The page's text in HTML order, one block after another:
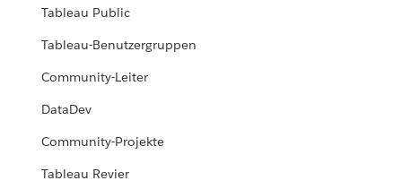
Tableau Public
Tableau-Benutzergruppen
Community-Leiter
DataDev
Community-Projekte
Tableau Revier